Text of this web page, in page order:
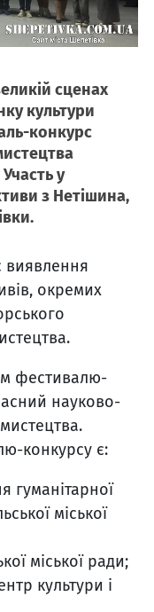
сценах
культури
конкурс
у
з Нетішина,
окремих
фестивалю-
науково-
конкурсу є:
гуманітарної
міської
міської ради;
культури і